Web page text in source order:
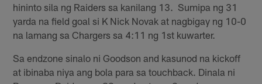
hininto sila ng Raiders sa kanilang 13. Sumipa ng 31
yarda na field goal si K Nick Novak at nagbigay ng 10-0
na lamang sa Chargers sa 4:11 ng 1st kuwarter.
Sa endzone sinalo ni Goodson and kasunod na kickoff
at ibinaba niya ang bola para sa touchback. Dinala ni